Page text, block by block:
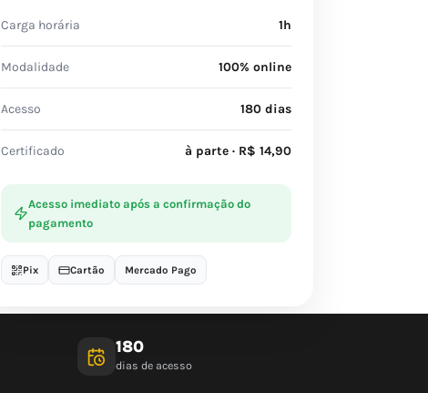
Carga horária 1h
Modalidade 100% online
Acesso 180 dias
Certificado à parte · R$ 14,90
Acesso imediato após a confirmação do
pagamento
Pix Cartão Mercado Pago
180
dias de acesso